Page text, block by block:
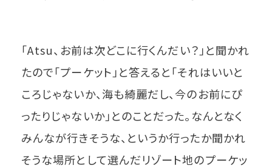
「Atsu、お前は次どこに行くんだい？」と聞かれ
たので「プーケット」と答えると「それはいいと
ころじゃないか、海も綺麗だし、今のお前にぴ
ったりじゃないか」とのことだった。なんとなく
みんなが行きそうな、というか行ったか聞かれ
そうな場所として選んだリゾート地のプーケッ